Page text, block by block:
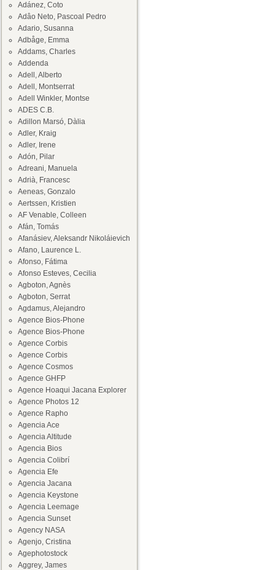
Adánez, Coto
Adâo Neto, Pascoal Pedro
Adario, Susanna
Adbåge, Emma
Addams, Charles
Addenda
Adell, Alberto
Adell, Montserrat
Adell Winkler, Montse
ADES C.B.
Adillon Marsó, Dàlia
Adler, Kraig
Adler, Irene
Adón, Pilar
Adreani, Manuela
Adrià, Francesc
Aeneas, Gonzalo
Aertssen, Kristien
AF Venable, Colleen
Afán, Tomás
Afanásiev, Aleksandr Nikoláievich
Afano, Laurence L.
Afonso, Fátima
Afonso Esteves, Cecilia
Agboton, Agnès
Agboton, Serrat
Agdamus, Alejandro
Agence Bios-Phone
Agence Bios-Phone
Agence Corbis
Agence Corbis
Agence Cosmos
Agence GHFP
Agence Hoaqui Jacana Explorer
Agence Photos 12
Agence Rapho
Agencia Ace
Agencia Altitude
Agencia Bios
Agencia Colibrí
Agencia Efe
Agencia Jacana
Agencia Keystone
Agencia Leemage
Agencia Sunset
Agency NASA
Agenjo, Cristina
Agephotostock
Aggrey, James